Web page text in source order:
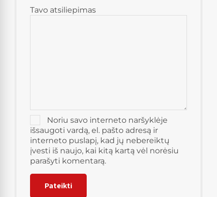
Tavo atsiliepimas
Noriu savo interneto naršyklėje
išsaugoti vardą, el. pašto adresą ir
interneto puslapį, kad jų nebereiktų
įvesti iš naujo, kai kitą kartą vėl norėsiu
parašyti komentarą.